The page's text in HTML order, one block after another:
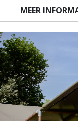
een eenvoudige
de camping.
MEER